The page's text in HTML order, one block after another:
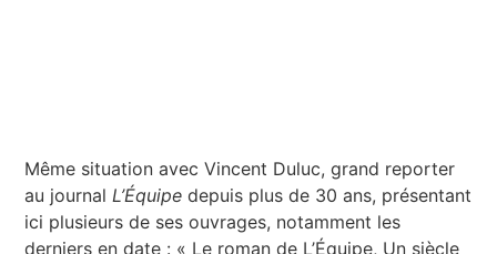
Même situation avec Vincent Duluc, grand reporter
au journal L’Équipe depuis plus de 30 ans, présentant
ici plusieurs de ses ouvrages, notamment les
derniers en date : « Le roman de L’Équipe, Un siècle